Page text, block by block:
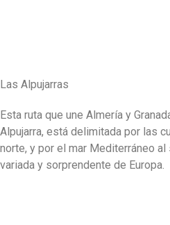
Las Alpujarras
Esta ruta que une Almería y
Alpujarra, está delimitada por las
norte, y por el mar Mediterráneo al
variada y sorprendente de Europa.